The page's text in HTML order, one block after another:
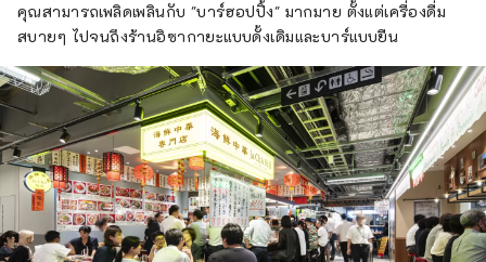
คุณสามารถเพลิดเพลินกับ "บาร์ฮอปปิ้ง" มากมาย ตั้งแต่เครื่องดื่ม
สบายๆ ไปจนถึงร้านอิซากายะแบบดั้งเดิมและบาร์แบบยืน